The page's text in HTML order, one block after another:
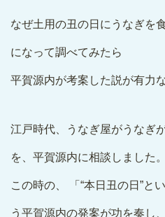
なぜ土用の丑の日にうなぎを
になって調べてみたら
平賀源内が考案した説が有力
江戸時代、うなぎ屋がうなぎ
を、平賀源内に相談しました。
この時の、 「“本日丑の日”と
う平賀源内の発案が功を奏し